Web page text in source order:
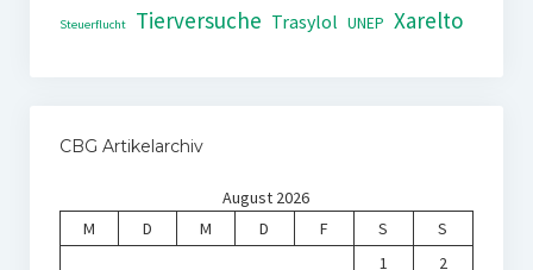
Steuerflucht Tierversuche Trasylol UNEP Xarelto
CBG Artikelarchiv
August 2026
M
D M D F S
S
1
2